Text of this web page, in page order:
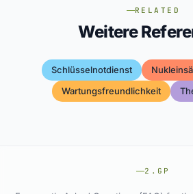
RELATED
Weitere
Schlüsselnotdienst
Wartungsfreundlichkeit
2.GP